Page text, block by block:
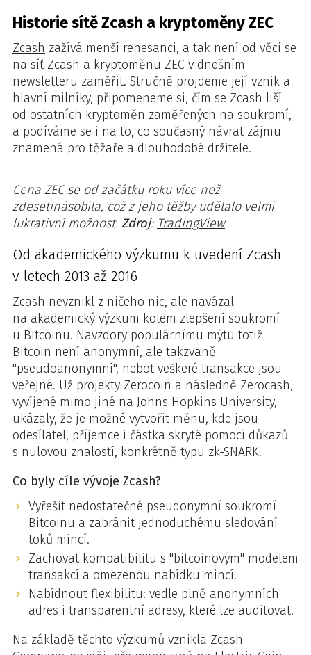
Historie sítě Zcash a kryptoměny ZEC
Zcash zažívá menší renesanci, a tak není od věci se
na síť Zcash a kryptoměnu ZEC v dnešním
newsletteru zaměřit. Stručně projdeme její vznik a
hlavní milníky, připomeneme si, čím se Zcash liší
od ostatních kryptoměn zaměřených na soukromí,
a podíváme se i na to, co současný návrat zájmu
znamená pro těžaře a dlouhodobé držitele.
Cena ZEC se od začátku roku více než
zdesetinásobila, což z jeho těžby udělalo velmi
lukrativní možnost. Zdroj: TradingView
Od akademického výzkumu k uvedení Zcash
v letech 2013 až 2016
Zcash nevznikl z ničeho nic, ale navázal
na akademický výzkum kolem zlepšení soukromí
u Bitcoinu. Navzdory populárnímu mýtu totiž
Bitcoin není anonymní, ale takzvaně
"pseudoanonymní", neboť veškeré transakce jsou
veřejné. Už projekty Zerocoin a následně Zerocash,
vyvíjené mimo jiné na Johns Hopkins University,
ukázaly, že je možné vytvořit měnu, kde jsou
odesílatel, příjemce i částka skryté pomocí důkazů
s nulovou znalostí, konkrétně typu zk-SNARK.
Co byly cíle vývoje Zcash?
Vyřešit nedostatečné pseudonymní soukromí
Bitcoinu a zabránit jednoduchému sledování
toků mincí.
Zachovat kompatibilitu s "bitcoinovým" modelem
transakcí a omezenou nabídku mincí.
Nabídnout flexibilitu: vedle plně anonymních
adres i transparentní adresy, které lze auditovat.
Na základě těchto výzkumů vznikla Zcash